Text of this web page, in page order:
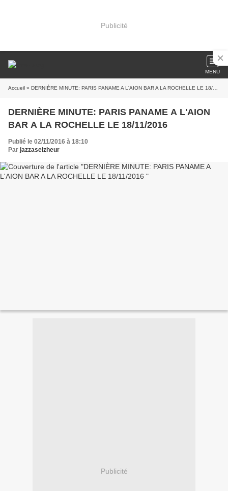
Publicité
MENU
Accueil » DERNIÈRE MINUTE: PARIS PANAME A L'AION BAR A LA ROCHELLE LE 18/11/2016
DERNIÈRE MINUTE: PARIS PANAME A L'AION
BAR A LA ROCHELLE LE 18/11/2016
Publié le 02/11/2016 à 18:10
Par jazzaseizheur
Publicité